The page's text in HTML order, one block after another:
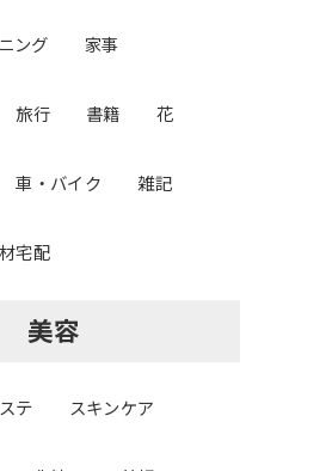
ング 家事
旅行 書籍 花
車・バイク 雑記
宅配
美容
テ スキンケア